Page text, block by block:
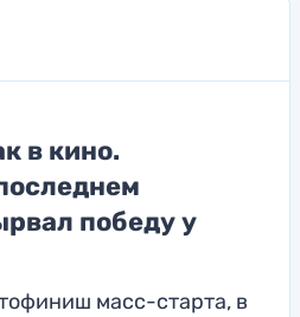
в кино.
победу у
масс-старта, в